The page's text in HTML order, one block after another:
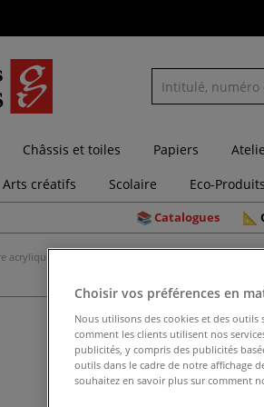
Châssis et toiles Papiers
Arts créatifs Scolaire Eco-Produits
Catalogues
acrylique
Choisir vos préférences en
Nous utilisons des cookies et des
comment les clients utilisent nos
publicités, y compris des publicités
outils dans le cadre de notre affichage
souhaitez en savoir plus sur comment